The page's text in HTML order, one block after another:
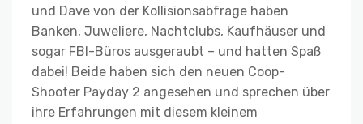
und Dave von der Kollisionsabfrage haben
Banken, Juweliere, Nachtclubs, Kaufhäuser und
sogar FBI-Büros ausgeraubt – und hatten Spaß
dabei! Beide haben sich den neuen Coop-
Shooter Payday 2 angesehen und sprechen über
ihre Erfahrungen mit diesem kleinem